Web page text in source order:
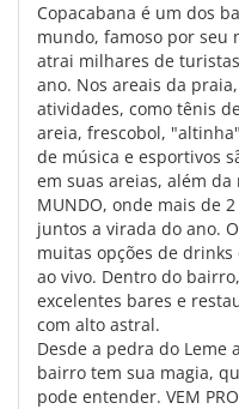
Copacabana é um dos
mundo, famoso por seu
atrai milhares de
ano. Nos areais da
atividades, como tênis
areia, frescobol,
de música e esportivos
em suas areias, além
MUNDO, onde mais de
juntos a virada do ano.
muitas opções de
ao vivo. Dentro do
excelentes bares e
com alto astral.
Desde a pedra do Leme
bairro tem sua magia,
pode entender. VEM